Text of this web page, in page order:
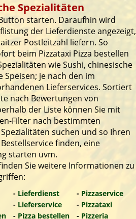
Spezialitäten
starten. Daraufhin wird
der Lieferdienste angezeigt,
Postleitzahl liefern. So
beim Pizzataxi Pizza bestellen
wie Sushi, chinesische
Speisen; je nach den im
Lieferservices. Sortiert
nach Bewertungen von
der Liste können Sie mit
Filter nach bestimmten
suchen und so Ihren
finden, eine
starten uvm.
Sie weitere Informationen zu
- Lieferdienst
- Lieferservice
- Pizza bestellen
- Pizzaservice
- Pizzataxi
- Pizzeria